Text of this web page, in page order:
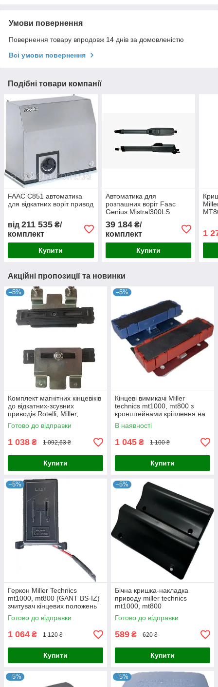
Умови повернення
Повернення товару впродовж 14 днів за домовленістю
Всі умови повернення
Подібні товари компанії
FAAC C851 автоматика
для відкатних воріт привод
від 211 535 ₴/
комплект
Купити
Автоматика для
розпашних воріт Faac
Genius Mistral300LS
стулка до 3м c
електромеханічними
кінцевиками
39 184₴/
комплект
Купити
1
Акційні пропозиції та новинки
–5%
Комплект магнітних кінцевіків
до відкатних-зсувних
приводів Rotelli, Miller,
Edinger, Gant, Doorhan, Faac.
Готово до відправки
1 038 ₴ 1 092,63 ₴
Купити
–5%
Кінцеві вимикачі Miller
technics mt1000, mt800 з
кронштейнами кріплення на
рейку
В наявності
1 045 ₴ 1 100 ₴
Купити
–5%
Геркон Miller Technics
mt1000, mt800 (GANT BS-IZ)
зчитувач кінцевих положень
автоматики відкатних воріт
Готово до відправки
1 064 ₴ 1 120 ₴
Купити
–5%
Бічна кришка-накладка
приводу miller technics
mt1000, mt800
Готово до відправки
589 ₴ 620 ₴
Купити
–5% –5%